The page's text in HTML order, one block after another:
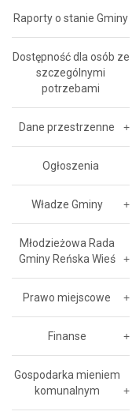
Raporty o stanie Gminy
Dostępność dla osób ze
szczególnymi
potrzebami
Dane przestrzenne
Ogłoszenia
Władze Gminy
Młodzieżowa Rada
Gminy Reńska Wieś
Prawo miejscowe
Finanse
Gospodarka mieniem
komunalnym